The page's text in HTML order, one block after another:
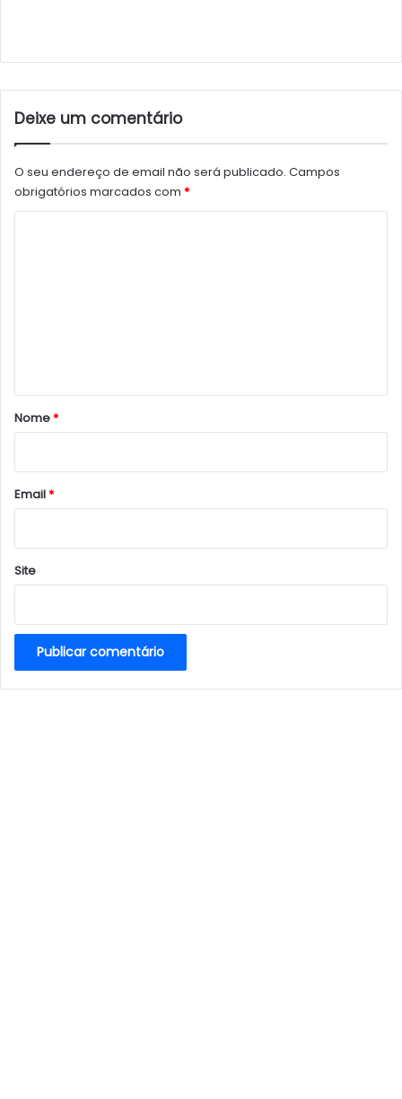
Deixe um comentário
O seu endereço de email não será publicado. Campos
obrigatórios marcados com *
r
*
Nome*
Email*
Site